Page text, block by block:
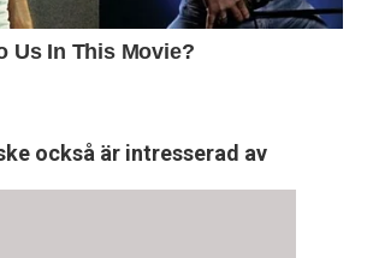
också är intresserad av